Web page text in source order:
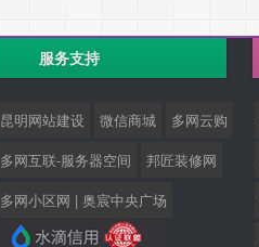
服务支持
昆明网站建设 微信商城
多网云购
多网互联-服务器空间
邦匠装修网
多网小区网 | 奥宸中央广场